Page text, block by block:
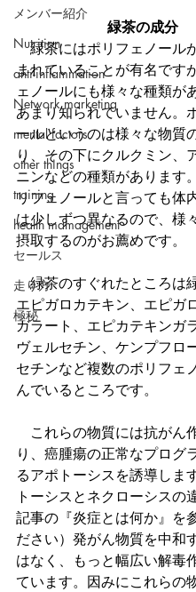
メンバー紹介
Nutrition
anti-inflammation
Network marketing
mental factors
other things
training
health mamagement
セールス
走り方
極秘
緑茶の成分
緑茶にはポリフェノール
まれていることが有名です
ェノールにも様々な種類が
あまり知られていません。
ールというのは様々な物質
り、その下にクルクミン、
ニンなどの種類があります
リフェノールと言っても体
は少しずつ異なるので、様
摂取するのがお薦めです。
緑茶のすぐれたところは
エピガロカテキン、エピガ
ガラート、エピカテキンガ
ヴェルセチン、ケンプフロ
セチンなど複数のポリフェ
んでいるところです。
これらの物質には抗がん
り、癌腫瘍の正常なプログ
るアポトーシスを誘導しま
トーシスとネクローシスの
記事の『炎症とは何か』を
ださい）発がん物質を中和
はなく、もっと幅広い解毒
ています。因みにこれらの